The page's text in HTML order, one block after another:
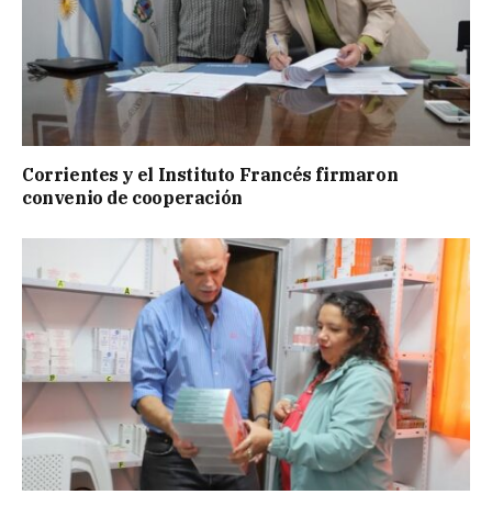
Corrientes y el Instituto Francés firmaron
convenio de cooperación